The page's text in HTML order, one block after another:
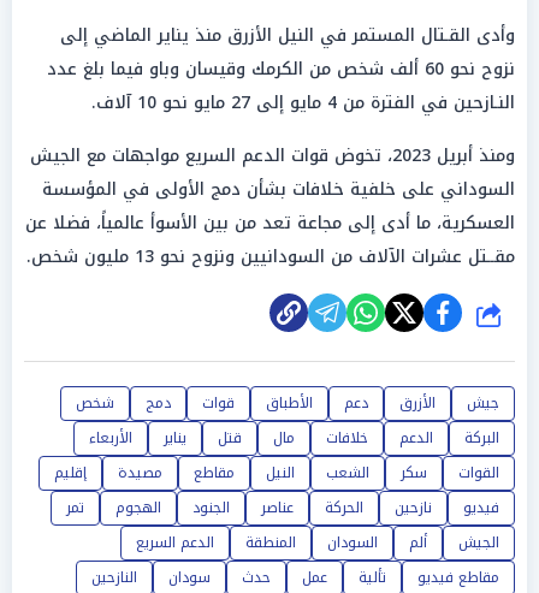
وأدى القـتال المستمر في النيل الأزرق منذ يناير الماضي إلى
نزوح نحو 60 ألف شخص من الكرمك وقيسان وباو فيما بلغ عدد
النـازحين في الفترة من 4 مايو إلى 27 مايو نحو 10 آلاف.
ومنذ أبريل 2023، تخوض قوات الدعم السريع مواجهات مع الجيش
السوداني على خلفية خلافات بشأن دمج الأولى في المؤسسة
العسكرية، ما أدى إلى مجاعة تعد من بين الأسوأ عالمياً، فضلا عن
مقــتل عشرات الآلاف من السودانيين ونزوح نحو 13 مليون شخص.
شارك
جيش الأزرق دعم الأطباق قوات دمج
شخص
البركة
الدعم خلافات مال قتل يناير
الأربعاء
القوات
سكر الشعب النيل مقاطع مصيدة
إقليم
فيديو
نازحين الحركة عناصر الجنود الهجوم
تمر
الجيش
ألم السودان المنطقة
الدعم السريع
مقاطع فيديو
تألية عمل حدث سودان
النازحين